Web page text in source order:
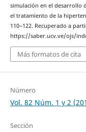
simulación en el desarrollo
el tratamiento de la
110–122. Recuperado a
https://saber.ucv.ve/ojs/
Más formatos de cita
Número
Vol. 82 Núm. 1 y 2
Sección